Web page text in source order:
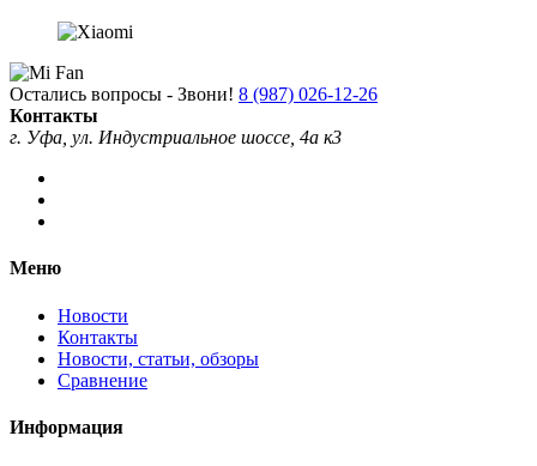
Остались вопросы - Звони! 8 (987) 026-12-26
Контакты
г. Уфа, ул. Индустриальное шоссе, 4а к3
Меню
Новости
Контакты
Новости, статьи, обзоры
Сравнение
Информация